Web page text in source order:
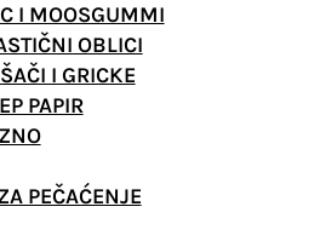
I MOOSGUMMI
OBLICI
I GRICKE
PAPIR
PEČAĆENJE